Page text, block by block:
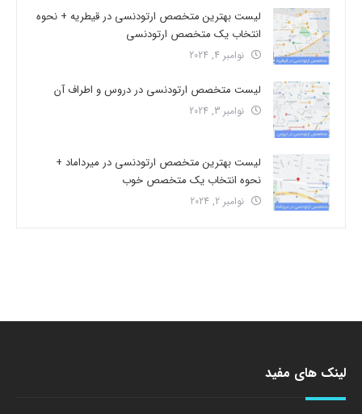
لیست بهترین متخصص ارتودنسی در قیطریه + نحوه
انتخاب یک متخصص ارتودنسی
نوامبر 4, 2024
لیست متخصص ارتودنسی در دروس و اطراف آن
نوامبر 3, 2024
لیست بهترین متخصص ارتودنسی در میرداماد +
نحوه انتخاب یک متخصص خوب
نوامبر 2, 2024
لینک های مفید